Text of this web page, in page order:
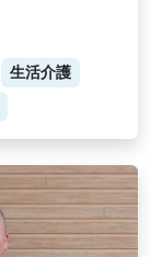
生活介護